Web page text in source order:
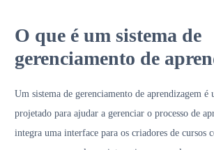
O que é um sistema de
gerenciamento de
Um sistema de gerenciamento de aprendizagem é
projetado para ajudar a gerenciar o processo de
integra uma interface para os criadores de cursos